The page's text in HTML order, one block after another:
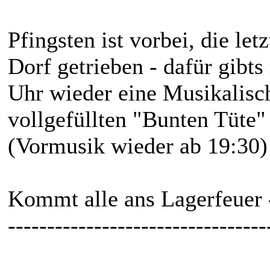
Pfingsten ist vorbei, die
Dorf getrieben - dafür gibts
Uhr wieder eine
vollgefüllten "Bunten
(Vormusik wieder ab 19:30)
Kommt alle ans